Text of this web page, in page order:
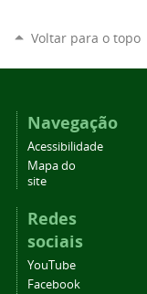
Voltar para o topo
Navegação
Acessibilidade
Mapa do
site
Redes
sociais
YouTube
Facebook